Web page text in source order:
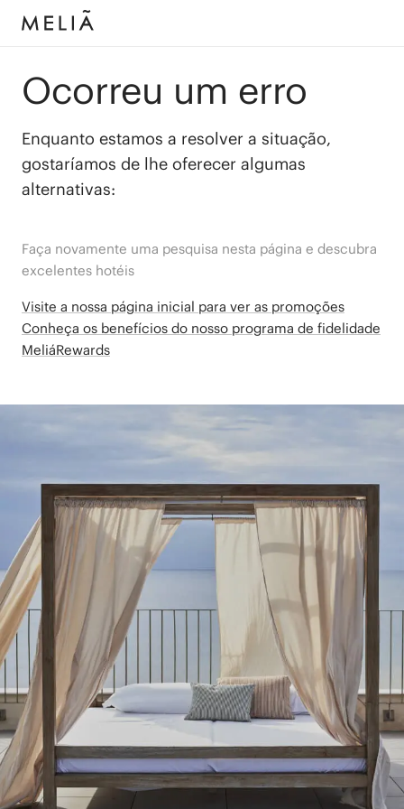
Ocorreu um erro
Enquanto estamos a resolver a situação,
gostaríamos de lhe oferecer algumas
alternativas:
Faça novamente uma pesquisa nesta página e descubra
excelentes hotéis
Visite a nossa página inicial para ver as promoções
Conheça os benefícios do nosso programa de fidelidade
MeliáRewards